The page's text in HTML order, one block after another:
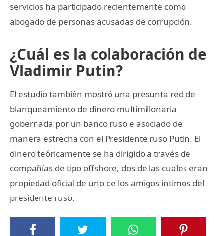
servicios ha participado recientemente como
abogado de personas acusadas de corrupción.
¿Cuál es la colaboración de
Vladimir Putin?
El estudio también mostró una presunta red de
blanqueamiento de dinero multimillonaria
gobernada por un banco ruso e asociado de
manera estrecha con el Presidente ruso Putin. El
dinero teóricamente se ha dirigido a través de
compañías de tipo offshore, dos de las cuales eran
propiedad oficial de uno de los amigos intimos del
presidente ruso.